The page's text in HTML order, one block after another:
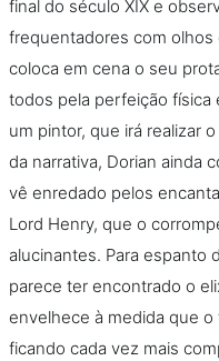
final do século XIX e
frequentadores com olhos
coloca em cena o seu
todos pela perfeição física
um pintor, que irá realizar
da narrativa, Dorian ainda
vê enredado pelos
Lord Henry, que o
alucinantes. Para espanto
parece ter encontrado o
envelhece à medida que o
ficando cada vez mais